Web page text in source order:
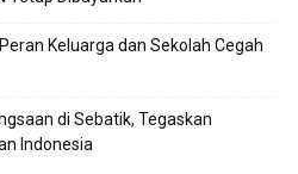
Keluarga dan Sekolah Cegah
di Sebatik, Tegaskan
Indonesia